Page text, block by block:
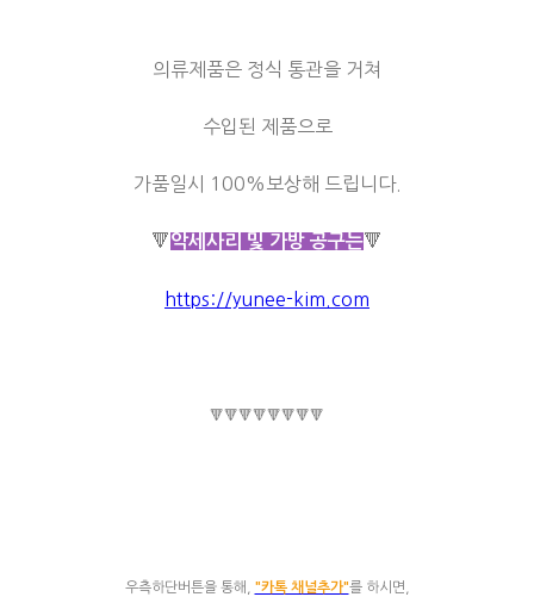
의류제품은 정식 통관을 거쳐
수입된 제품으로
가품일시 100%보상해 드립니다.
🔻 악세사리 및 가방 공구는🔻
https://yunee-kim.com
🔻🔻🔻🔻🔻🔻🔻🔻
우측하단버튼을 통해, "카톡 채널추가"를 하시면,